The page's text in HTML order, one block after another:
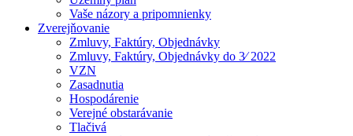
Vaše názory a pripomnienky
Zverejňovanie
Zmluvy, Faktúry, Objednávky
Zmluvy, Faktúry, Objednávky do 3⁄ 2022
VZN
Zasadnutia
Hospodárenie
Verejné obstarávanie
Tlačivá